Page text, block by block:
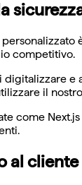
competitivo.
e
il
come